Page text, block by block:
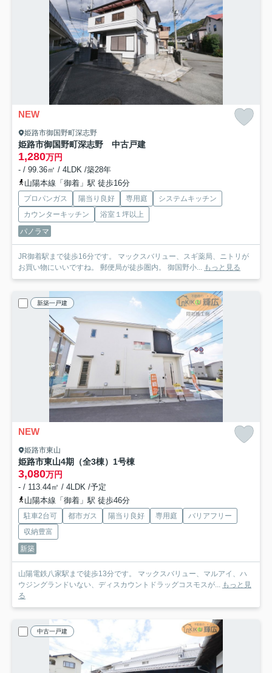
NEW
姫路市御国野町深志野
姫路市御国野町深志野 中古戸建
1,280万円
- / 99.36㎡ / 4LDK /築28年
山陽本線「御着」駅 徒歩16分
プロパンガス 陽当り良好 専用庭
システムキッチン
カウンターキッチン
浴室１坪以上
パノラマ
JR御着駅まで徒歩16分です。 マックスバリュー、スギ薬局、ニトリが
お買い物にいいですね。 郵便局が徒歩圏内。 御国野小... もっと見る
新築一戸建
NEW
姫路市東山
姫路市東山4期（全3棟）1号棟
3,080万円
- / 113.44㎡ / 4LDK /予定
山陽本線「御着」駅 徒歩46分
駐車2台可 都市ガス 陽当り良好 専用庭
バリアフリー
収納豊富
新築
山陽電鉄八家駅まで徒歩13分です。 マックスバリュー、マルアイ、ハ
ウジングランドいない、ディスカウントドラッグコスモスが... もっと見
る
中古一戸建